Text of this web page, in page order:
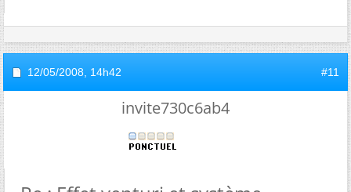
12/05/2008, 14h42 #11
invite730c6ab4